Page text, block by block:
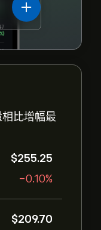
比增幅最
‎$‎255.25
-0.10%
‎$‎209.70